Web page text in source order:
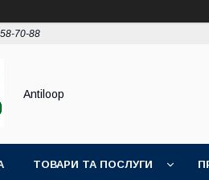
70-88
Antiloop
ТОВАРИ ТА ПОСЛУГИ